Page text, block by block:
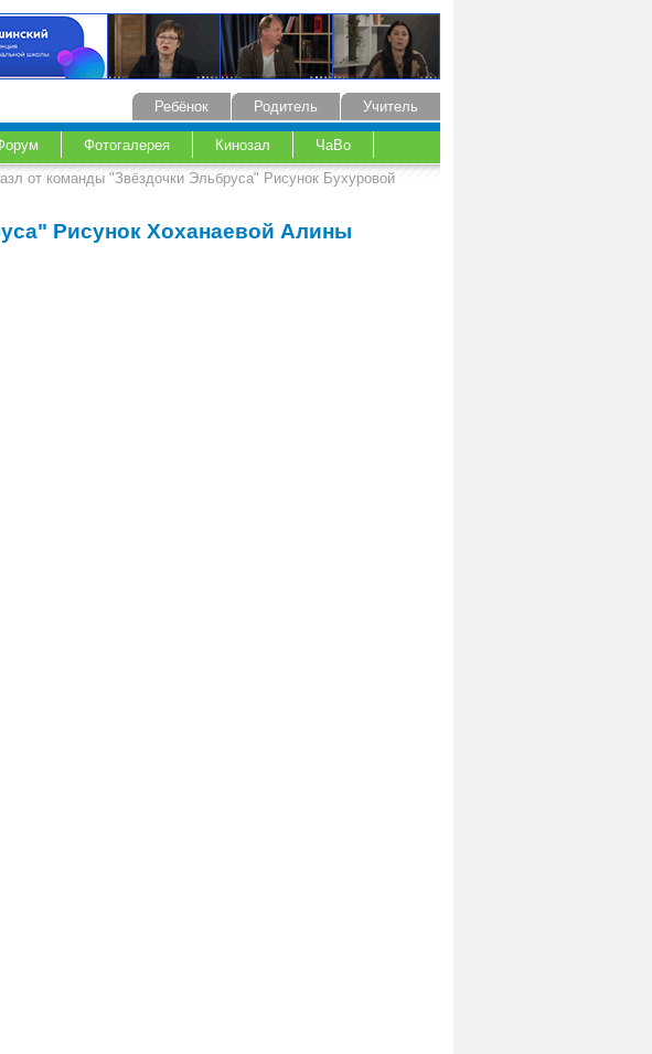
Учитель
Родитель
Ребёнок
Фотогалерея Кинозал
ЧаВо
от команды "Звёздочки Эльбруса" Рисунок Бухуровой
Рисунок Хоханаевой Алины